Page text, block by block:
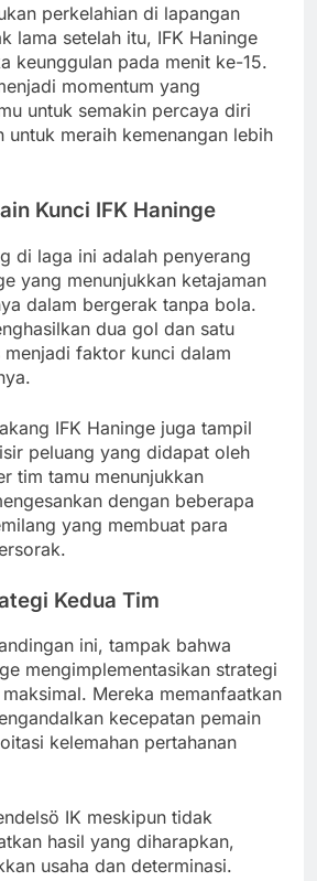
perkelahian di lapangan
lama setelah itu, IFK Haninge
keunggulan pada menit ke-15.
momentum yang
untuk semakin percaya diri
untuk meraih kemenangan lebih
Kunci IFK Haninge
di laga ini adalah penyerang
yang menunjukkan ketajaman
dalam bergerak tanpa bola.
dua gol dan satu
menjadi faktor kunci dalam
IFK Haninge juga tampil
peluang yang didapat oleh
tim tamu menunjukkan
dengan beberapa
yang membuat para
Kedua Tim
ini, tampak bahwa
mengimplementasikan strategi
Mereka memanfaatkan
kecepatan pemain
kelemahan pertahanan
IK meskipun tidak
hasil yang diharapkan,
usaha dan determinasi.